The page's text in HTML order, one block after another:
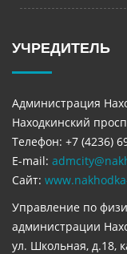
УЧРЕДИТЕЛЬ
Администрация
Находкинский
Телефон: +7 (4236)
E-mail:
Сайт:
Управление по
администрации
ул. Школьная, д.18,